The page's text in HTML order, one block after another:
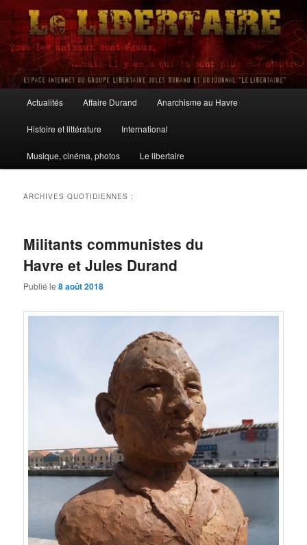
Aller
contenu
principal
Aller
contenu
secondaire
Le Libertaire
principal
Actualités Affaire Durand Anarchisme au Havre
Histoire et littérature International
Musique, cinéma, photos Le libertaire
ARCHIVES QUOTIDIENNES :
Militants communistes du
Havre et Jules Durand
Publié le8 août 2018